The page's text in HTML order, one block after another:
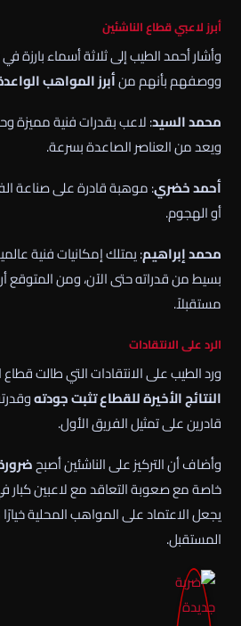
أبرز لاعبي قطاع الناشئين
وأشار أحمد الطيب إلى ثلاثة أسماء بارزة في
ووصفهم بأنهم منأبرز المواهب
محمد السيد: لاعب بقدرات فنية مميزة
ويعد من العناصر الصاعدة بسرعة.
أحمد خضري: موهبة قادرة على صناعة
أو الهجوم.
محمد إبراهيم: يمتلك إمكانيات فنية
بسيط من قدراته حتى الآن، ومن المتوقع
مستقبلاً.
الرد على الانتقادات
ورد الطيب على الانتقادات التي طالت
النتائج الأخيرة للقطاع تثبت جودته
قادرين على تمثيل الفريق الأول.
وأضاف أن التركيز على الناشئين أصبح
خاصة مع صعوبة التعاقد مع لاعبين كبار
يجعل الاعتماد على المواهب المحلية
المستقبل.